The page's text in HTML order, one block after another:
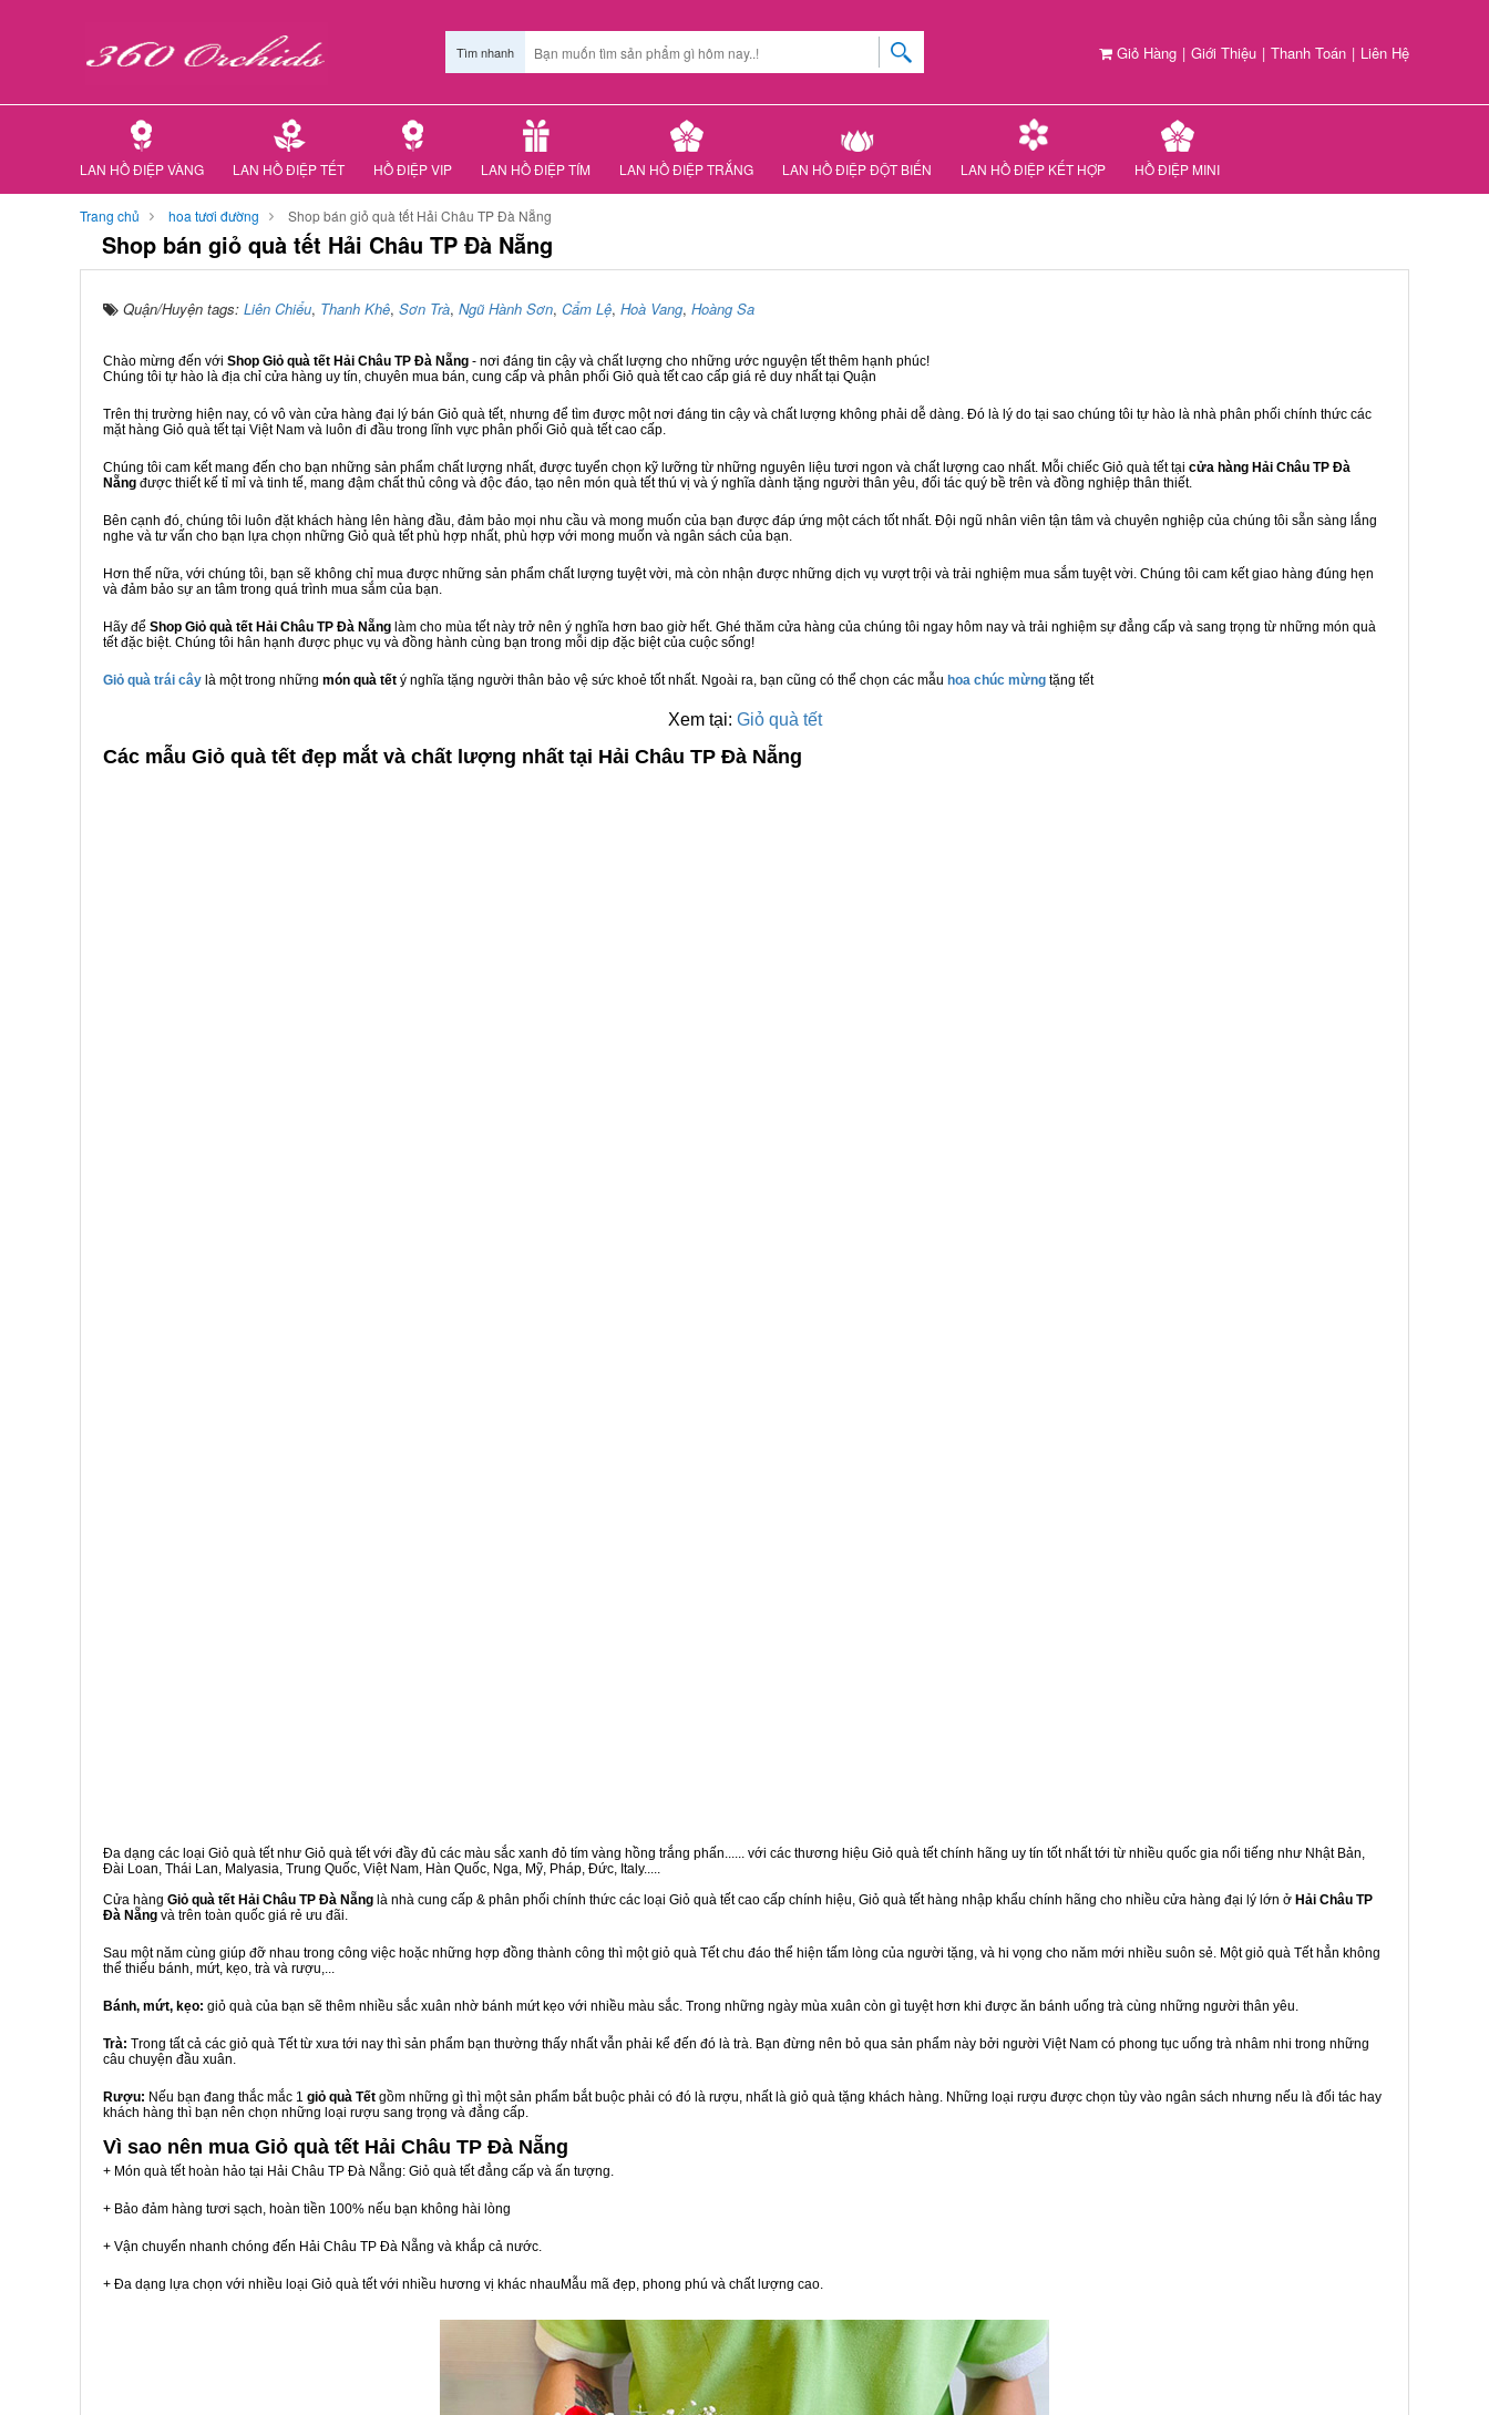
Giỏ Hàng | Giới Thiệu | Thanh Toán | Liên Hệ
Tìm nhanh
LAN HỒ ĐIỆP VÀNG LAN HỒ ĐIỆP TẾT HỒ ĐIỆP VIP LAN HỒ ĐIỆP TÍM LAN HỒ ĐIỆP TRẮNG LAN HỒ ĐIỆP ĐỘT BIẾN LAN HỒ ĐIỆP KẾT HỢP HỒ ĐIỆP MINI
Trang chủ hoa tươi đường Shop bán giỏ quà tết Hải Châu TP Đà Nẵng
Shop bán giỏ quà tết Hải Châu TP Đà Nẵng
Quận/Huyện tags: Liên Chiểu, Thanh Khê, Sơn Trà, Ngũ Hành Sơn, Cẩm Lệ, Hoà Vang, Hoàng Sa
Chào mừng đến với Shop Giỏ quà tết Hải Châu TP Đà Nẵng - nơi đáng tin cậy và chất lượng cho những ước nguyện tết thêm hạnh phúc!
Chúng tôi tự hào là địa chỉ cửa hàng uy tín, chuyên mua bán, cung cấp và phân phối Giỏ quà tết cao cấp giá rẻ duy nhất tại Quận
Trên thị trường hiện nay, có vô vàn cửa hàng đại lý bán Giỏ quà tết, nhưng để tìm được một nơi đáng tin cậy và chất lượng không phải dễ dàng. Đó là lý do tại sao chúng tôi tự hào là nhà phân phối chính thức các
mặt hàng Giỏ quà tết tại Việt Nam và luôn đi đầu trong lĩnh vực phân phối Giỏ quà tết cao cấp.
Chúng tôi cam kết mang đến cho bạn những sản phẩm chất lượng nhất, được tuyển chọn kỹ lưỡng từ những nguyên liệu tươi ngon và chất lượng cao nhất. Mỗi chiếc Giỏ quà tết tại cửa hàng Hải Châu TP Đà
Nẵng được thiết kế tỉ mỉ và tinh tế, mang đậm chất thủ công và độc đáo, tạo nên món quà tết thú vị và ý nghĩa dành tặng người thân yêu, đối tác quý bề trên và đồng nghiệp thân thiết.
Bên cạnh đó, chúng tôi luôn đặt khách hàng lên hàng đầu, đảm bảo mọi nhu cầu và mong muốn của bạn được đáp ứng một cách tốt nhất. Đội ngũ nhân viên tận tâm và chuyên nghiệp của chúng tôi sẵn sàng lắng
nghe và tư vấn cho bạn lựa chọn những Giỏ quà tết phù hợp nhất, phù hợp với mong muốn và ngân sách của bạn.
Hơn thế nữa, với chúng tôi, bạn sẽ không chỉ mua được những sản phẩm chất lượng tuyệt vời, mà còn nhận được những dịch vụ vượt trội và trải nghiệm mua sắm tuyệt vời. Chúng tôi cam kết giao hàng đúng hẹn
và đảm bảo sự an tâm trong quá trình mua sắm của bạn.
Hãy để Shop Giỏ quà tết Hải Châu TP Đà Nẵng làm cho mùa tết này trở nên ý nghĩa hơn bao giờ hết. Ghé thăm cửa hàng của chúng tôi ngay hôm nay và trải nghiệm sự đẳng cấp và sang trọng từ những món quà
tết đặc biệt. Chúng tôi hân hạnh được phục vụ và đồng hành cùng bạn trong mỗi dịp đặc biệt của cuộc sống!
Giỏ quà trái cây là một trong những món quà tết ý nghĩa tặng người thân bảo vệ sức khoẻ tốt nhất. Ngoài ra, bạn cũng có thể chọn các mẫu hoa chúc mừng tặng tết
Xem tại: Giỏ quà tết
Các mẫu Giỏ quà tết đẹp mắt và chất lượng nhất tại Hải Châu TP Đà Nẵng
Đa dạng các loại Giỏ quà tết như Giỏ quà tết với đầy đủ các màu sắc xanh đỏ tím vàng hồng trắng phấn...... với các thương hiệu Giỏ quà tết chính hãng uy tín tốt nhất tới từ nhiều quốc gia nổi tiếng như Nhật Bản,
Đài Loan, Thái Lan, Malyasia, Trung Quốc, Việt Nam, Hàn Quốc, Nga, Mỹ, Pháp, Đức, Italy.....
Cửa hàng Giỏ quà tết Hải Châu TP Đà Nẵng là nhà cung cấp & phân phối chính thức các loại Giỏ quà tết cao cấp chính hiệu, Giỏ quà tết hàng nhập khẩu chính hãng cho nhiều cửa hàng đại lý lớn ở Hải Châu TP
Đà Nẵng và trên toàn quốc giá rẻ ưu đãi.
Sau một năm cùng giúp đỡ nhau trong công việc hoặc những hợp đồng thành công thì một giỏ quà Tết chu đáo thể hiện tấm lòng của người tặng, và hi vọng cho năm mới nhiều suôn sẻ. Một giỏ quà Tết hẳn không
thể thiếu bánh, mứt, kẹo, trà và rượu,...
Bánh, mứt, kẹo: giỏ quà của bạn sẽ thêm nhiều sắc xuân nhờ bánh mứt kẹo với nhiều màu sắc. Trong những ngày mùa xuân còn gì tuyệt hơn khi được ăn bánh uống trà cùng những người thân yêu.
Trà: Trong tất cả các giỏ quà Tết từ xưa tới nay thì sản phẩm bạn thường thấy nhất vẫn phải kể đến đó là trà. Bạn đừng nên bỏ qua sản phẩm này bởi người Việt Nam có phong tục uống trà nhâm nhi trong những
câu chuyện đầu xuân.
Rượu: Nếu bạn đang thắc mắc 1 giỏ quà Tết gồm những gì thì một sản phẩm bắt buộc phải có đó là rượu, nhất là giỏ quà tặng khách hàng. Những loại rượu được chọn tùy vào ngân sách nhưng nếu là đối tác hay
khách hàng thì bạn nên chọn những loại rượu sang trọng và đẳng cấp.
Vì sao nên mua Giỏ quà tết Hải Châu TP Đà Nẵng
+ Món quà tết hoàn hảo tại Hải Châu TP Đà Nẵng: Giỏ quà tết đẳng cấp và ấn tượng.
+ Bảo đảm hàng tươi sạch, hoàn tiền 100% nếu bạn không hài lòng
+ Vận chuyển nhanh chóng đến Hải Châu TP Đà Nẵng và khắp cả nước.
+ Đa dạng lựa chọn với nhiều loại Giỏ quà tết với nhiều hương vị khác nhauMẫu mã đẹp, phong phú và chất lượng cao.